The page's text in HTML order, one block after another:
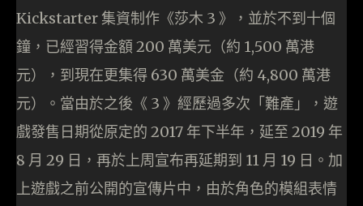
Kickstarter 集資制作《莎木 3 》，並於不到十個
鐘，已經習得金額 200 萬美元（約 1,500 萬港
元），到現在更集得 630 萬美金（約 4,800 萬港
元）。當由於之後《 3 》經歷過多次「難產」，遊
戲發售日期從原定的 2017 年下半年，延至 2019 年
8 月 29 日，再於上周宣布再延期到 11 月 19 日。加
上遊戲之前公開的宣傳片中，由於角色的模組表情